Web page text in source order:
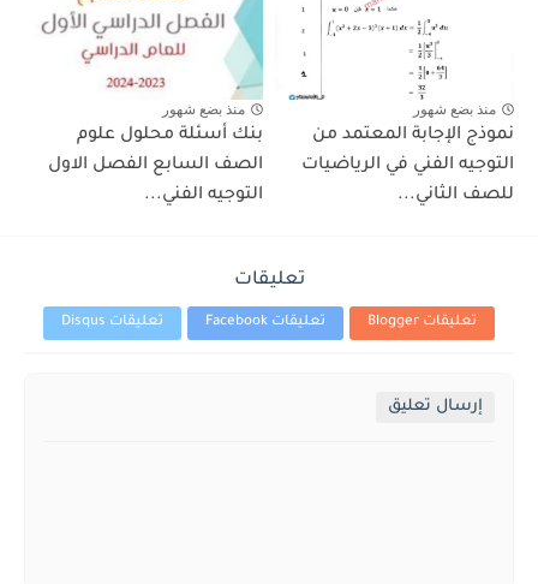
منذ بضع شهور
نموذج الإجابة المعتمد من
التوجيه الفني في الرياضيات
للصف الثاني...
منذ بضع شهور
بنك أسئلة محلول علوم
الصف السابع الفصل الاول
التوجيه الفني...
تعليقات
تعليقات Blogger تعليقات Facebook تعليقات Disqus
إرسال تعليق